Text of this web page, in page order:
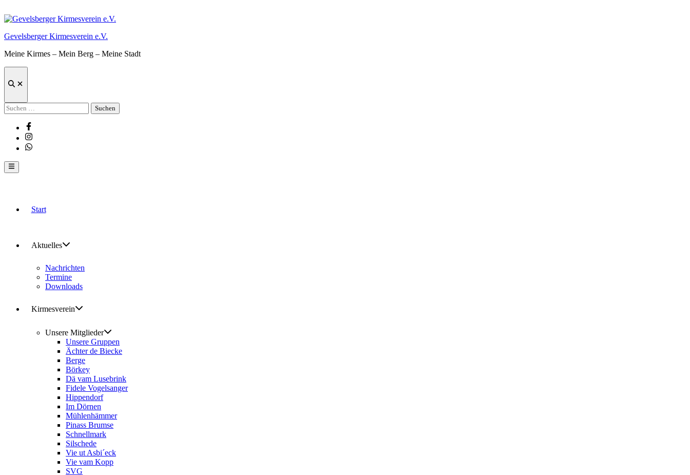
Inhalt
Gevelsberger Kirmesverein e.V.
Meine Kirmes – Mein Berg – Meine Stadt
Suche
Suchen
nach:
Facebook
Instagram
Whatsapp
Hauptmenü
Start
Aktuelles
Nachrichten
Termine
Downloads
Kirmesverein
Unsere Mitglieder
Unsere Gruppen
Ächter de Biecke
Berge
Börkey
Dä vam Lusebrink
Fidele Vogelsanger
Hippendorf
Im Dörnen
Mühlenhämmer
Pinass Brumse
Schnellmark
Silschede
Vie ut Asbi´eck
Vie vam Kopp
SVG